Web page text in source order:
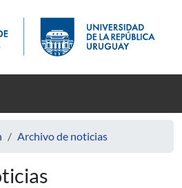
Archivo de noticias